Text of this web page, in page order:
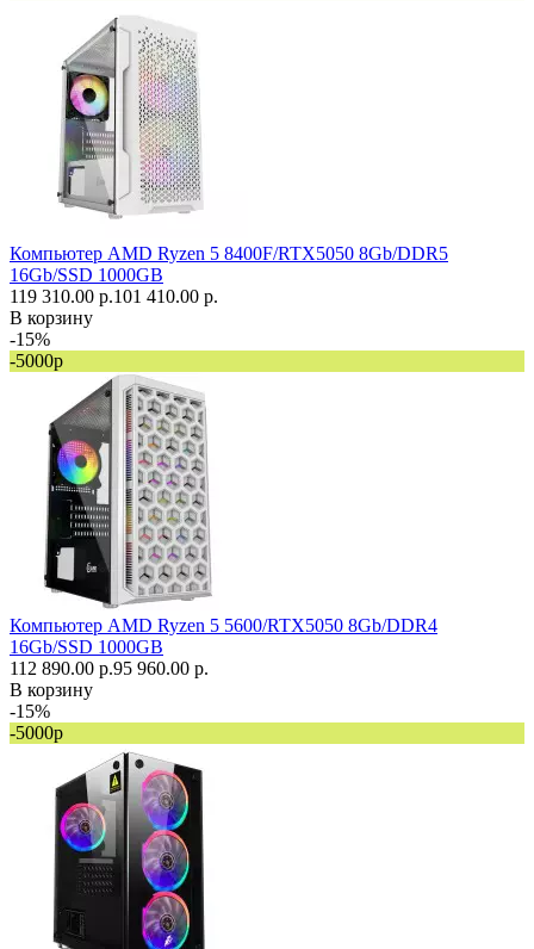
Компьютер AMD Ryzen 5 8400F/RTX5050 8Gb/DDR5
16Gb/SSD 1000GB
119 310.00 р.101 410.00 р.
В корзину
-15%
-5000р
Компьютер AMD Ryzen 5 5600/RTX5050 8Gb/DDR4
16Gb/SSD 1000GB
112 890.00 р.95 960.00 р.
В корзину
-15%
-5000р